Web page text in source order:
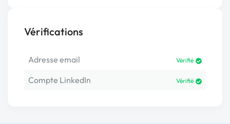
Vérifications
Adresse email Vérifié
Compte LinkedIn Vérifié